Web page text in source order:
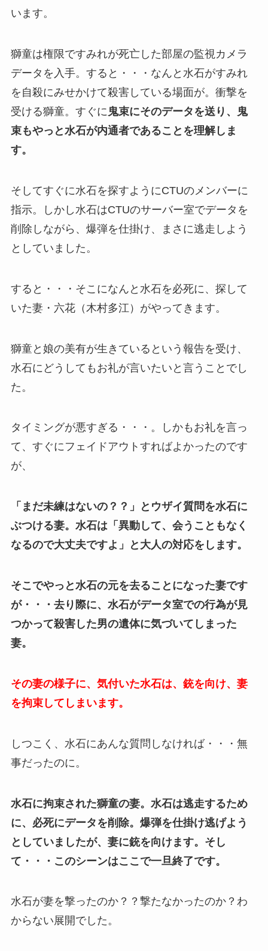
います。
獅童は権限ですみれが死亡した部屋の監視カメラ
データを入手。すると・・・なんと水石がすみれ
を自殺にみせかけて殺害している場面が。衝撃を
受ける獅童。すぐに鬼束にそのデータを送り、鬼
束もやっと水石が内通者であることを理解しま
す。
そしてすぐに水石を探すようにCTUのメンバーに
指示。しかし水石はCTUのサーバー室でデータを
削除しながら、爆弾を仕掛け、まさに逃走しよう
としていました。
すると・・・そこになんと水石を必死に、探して
いた妻・六花（ 木村多江 ）がやってきます。
獅童と娘の美有が生きているという報告を受け、
水石にどうしてもお礼が言いたいと言うことでし
た。
タイミングが悪すぎる・・・。しかもお礼を言っ
て、すぐにフェイドアウトすればよかったのです
が、
「まだ未練はないの？？」とウザイ質問を水石に
ぶつける妻。水石は「異動して、会うこともなく
なるので大丈夫ですよ」と大人の対応をします。
そこでやっと水石の元を去ることになった妻です
が・・・去り際に、水石がデータ室での行為が見
つかって殺害した男の遺体に気づいてしまった
妻。
その妻の様子に、気付いた水石は、銃を向け、妻
を拘束してしまいます。
しつこく、水石にあんな質問しなければ・・・無
事だったのに。
水石に拘束された獅童の妻。水石は逃走するため
に、必死にデータを削除。爆弾を仕掛け逃げよう
としていましたが、妻に銃を向けます。そし
て・・・このシーンはここで一旦終了です。
水石が妻を撃ったのか？？撃たなかったのか？わ
からない展開でした。